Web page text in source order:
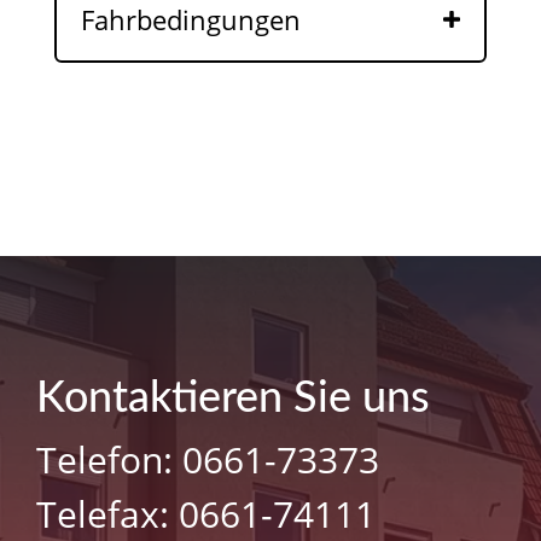
Fahrbedingungen
Kontaktieren Sie uns
Telefon: 0661-73373
Telefax: 0661-74111